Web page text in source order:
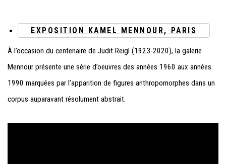
EXPOSITION KAMEL MENNOUR, PARIS
À l’occasion du centenaire de Judit Reigl (1923-2020), la galerie
Mennour présente une série d’oeuvres des années 1960 aux années
1990 marquées par l’apparition de figures anthropomorphes dans un
corpus auparavant résolument abstrait.